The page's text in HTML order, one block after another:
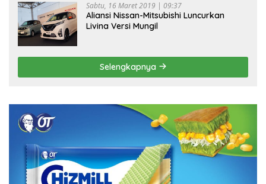
Sabtu, 16 Maret 2019 | 09:37
Aliansi Nissan-Mitsubishi Luncurkan
Livina Versi Mungil
Selengkapnya